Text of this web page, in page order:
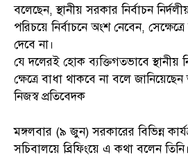
বলেছেন, স্থানীয় সরকার নির্বাচন
পরিচয়ে নির্বাচনে অংশ নেবেন,
দেবে না।
যে দলেরই হোক ব্যক্তিগতভাবে স্থানীয়
ক্ষেত্রে বাধা থাকবে না বলে জানিয়েছেন
নিজস্ব প্রতিবেদক
মঙ্গলবার (৯ জুন) সরকারের বিভিন্ন
সচিবালয়ে ব্রিফিংয়ে এ কথা বলেন তিনি।